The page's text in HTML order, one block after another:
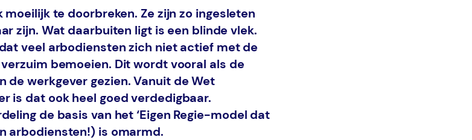
te doorbreken. Ze zijn zo ingesleten
zijn. Wat daarbuiten ligt is een blinde vlek.
veel arbodiensten zich niet actief met de
bemoeien. Dit wordt vooral als de
de werkgever gezien. Vanuit de Wet
is dat ook heel goed verdedigbaar.
de basis van het ‘Eigen Regie-model dat
arbodiensten!) is omarmd.